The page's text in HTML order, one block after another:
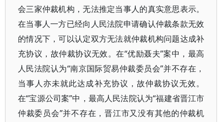
会三家仲裁机构，无法推定当事人的真实意思表示。
在当事人一方已经向人民法院申请确认仲裁条款无效
的情况下，可以认定双方无法就仲裁机构问题达成补
充协议，故仲裁协议无效。在“优励聂夫”案中，最高
人民法院认为“南京国际贸易仲裁委员会”并不存在，
当事人亦未就此达成补充协议，故仲裁协议无效。
在“宝源公司案”中，最高人民法院认为“福建省晋江市
仲裁委员会”并不存在，晋江市又没有其他的仲裁机